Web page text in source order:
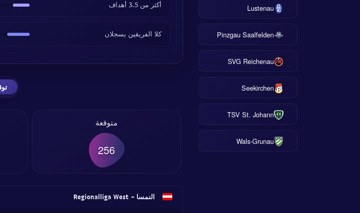
Lustenau
Pinzgau Saalfelden
SVG Reichenau
Seekirchen
TSV St. Johann
Wals-Grunau
أكثر من 3.5 أهداف
كلا الفريقين يسجلان
متوقعة
256
النمسا - Regionalliga West